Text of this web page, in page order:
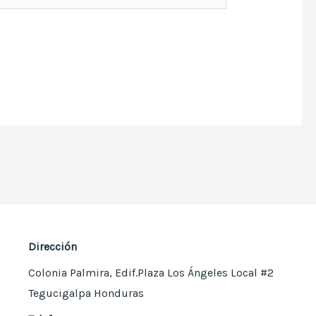
Dirección
Colonia Palmira, Edif.Plaza Los Ángeles Local #2
Tegucigalpa Honduras